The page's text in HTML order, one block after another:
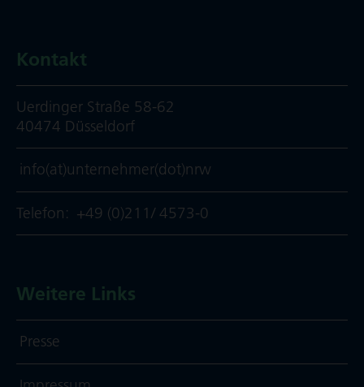
Kontakt
Uerdinger Straße 58-62
40474 Düsseldorf
info(at)unternehmer(dot)nrw
Telefon: +49 (0)211/ 4573-0
Weitere Links
Presse